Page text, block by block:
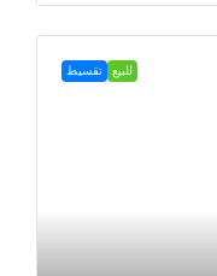
للبيع تقسيط